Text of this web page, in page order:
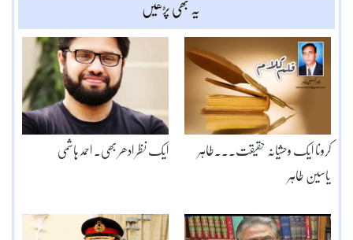
یہ بھی پڑھیں
ایک نظر ادھر بھی۔ احمد ہاشمی کرونا ایک وحشیانہ حقیقت۔۔۔طاہر
یاسین طاہر